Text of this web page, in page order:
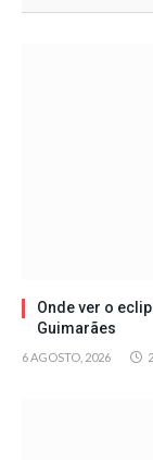
Onde ver o
Guimarães
6 AGOSTO, 2026